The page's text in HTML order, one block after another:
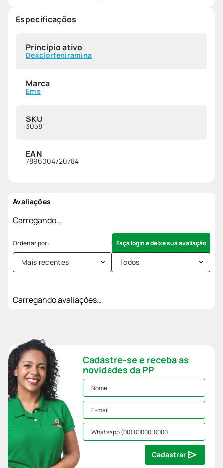
Especificações
Princípio ativo
Dexclorfeniramina
Marca
Ems
SKU
3058
EAN
7896004720784
Avaliações
Carregando…
Faça login e deixe sua avaliação
Mais recentes Todos
Carregando avaliações…
Cadastre-se e receba as
novidades da PP
Cadastrar